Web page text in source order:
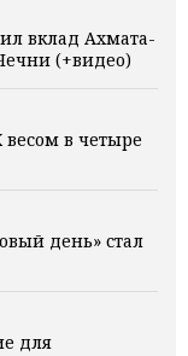
вклад Ахмата-
(+видео)
весом в четыре
день» стал
для